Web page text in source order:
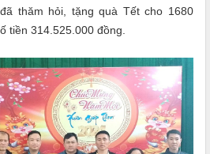
thăm hỏi, tặng quà Tết cho 1680
tiền 314.525.000 đồng.